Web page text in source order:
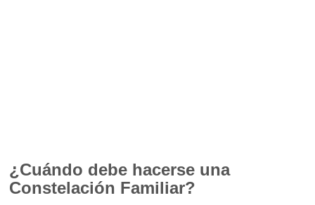
¿Cuándo debe hacerse una
Constelación Familiar?